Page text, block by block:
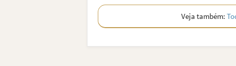
Veja também: